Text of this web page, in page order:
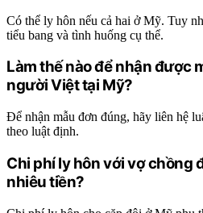
Có thể ly hôn nếu cả hai ở Mỹ. Tuy
tiểu bang và tình huống cụ thể.
Làm thế nào để nhận được
người Việt tại Mỹ?
Để nhận mẫu đơn đúng, hãy liên hệ
theo luật định.
Chi phí ly hôn với vợ chồng
nhiêu tiền?